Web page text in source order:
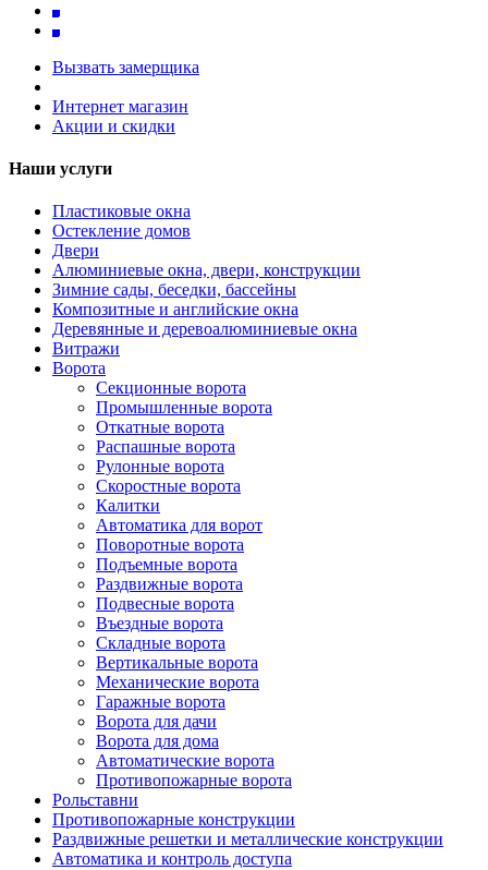
Вызвать замерщика
Интернет магазин
Акции и скидки
Наши услуги
Пластиковые окна
Остекление домов
Двери
Алюминиевые окна, двери, конструкции
Зимние сады, беседки, бассейны
Композитные и английские окна
Деревянные и деревоалюминиевые окна
Витражи
Ворота
Секционные ворота
Промышленные ворота
Откатные ворота
Распашные ворота
Рулонные ворота
Скоростные ворота
Калитки
Автоматика для ворот
Поворотные ворота
Подъемные ворота
Раздвижные ворота
Подвесные ворота
Въездные ворота
Складные ворота
Вертикальные ворота
Механические ворота
Гаражные ворота
Ворота для дачи
Ворота для дома
Автоматические ворота
Противопожарные ворота
Рольставни
Противопожарные конструкции
Раздвижные решетки и металлические конструкции
Автоматика и контроль доступа